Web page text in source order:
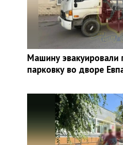
Машину
парковку во дворе